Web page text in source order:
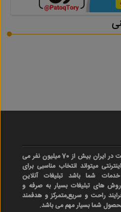
در حال حاضر کاربران اینترنت در ایران بیش از 70 میلیون نفر می
میتواند انتخاب مناسبی برای
شما باشد تبلیغات آنلاین
های تبلیغات بسیار به صرفه و
راحت و سریع,متمرکز و هدفمند
شما بسیار مهم می باشد.